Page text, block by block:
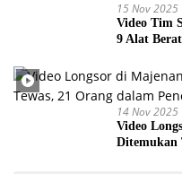
15 Nov 2025
Video Tim
9 Alat
14 Nov 2025
Video
Ditemukan